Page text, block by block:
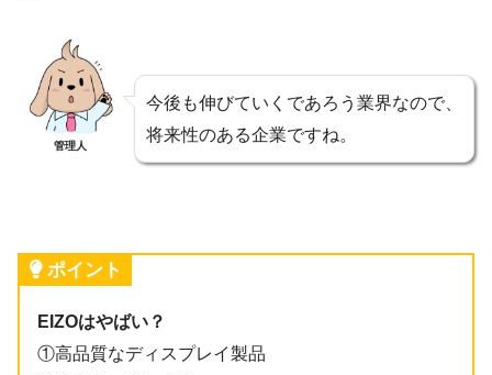
管理人
今後も伸びていくであろう業界なので、
将来性のある企業ですね。
ポイント
EIZOはやばい？
①高品質なディスプレイ製品